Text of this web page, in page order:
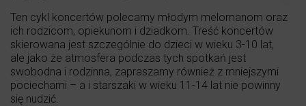
Ten cykl koncertów polecamy młodym melomanom oraz
ich rodzicom, opiekunom i dziadkom. Treść koncertów
skierowana jest szczególnie do dzieci w wieku 3-10 lat,
ale jako że atmosfera podczas tych spotkań jest
swobodna i rodzinna, zapraszamy również z mniejszymi
pociechami – a i starszaki w wieku 11-14 lat nie powinny
się nudzić.